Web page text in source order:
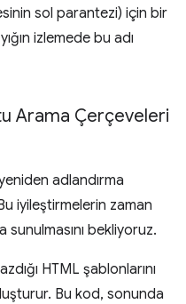
sol parantezi) için bir
izlemede bu adı
Arama Çerçeveleri
adlandırma
iyileştirmelerin zaman
sunulmasını bekliyoruz.
HTML şablonlarını
Bu kod, sonunda